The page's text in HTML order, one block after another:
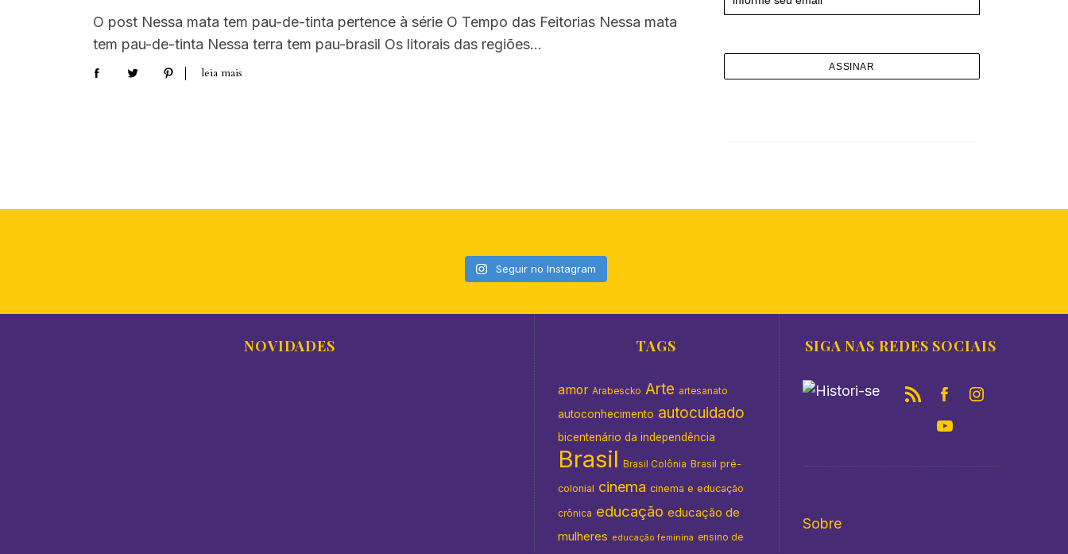
O post Nessa mata tem pau-de-tinta pertence à série O Tempo das Feitorias Nessa mata
tem pau-de-tinta Nessa terra tem pau-brasil Os litorais das regiões…
leia mais
Seguir no Instagram
NOVIDADES TAGS
amor Arabescko Arte artesanato
autoconhecimento autocuidado
bicentenário da independência
Brasil Brasil Colônia Brasil pré-
colonial cinema cinema e educação
crônica educação educação de
mulheres educação feminina ensino de
SIGA NAS REDES SOCIAIS
Sobre